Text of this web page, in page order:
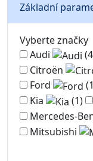
Základní
Vyberte značky
Audi
Citroën
Ford
Kia
(1)
Mercedes-
Mitsubishi